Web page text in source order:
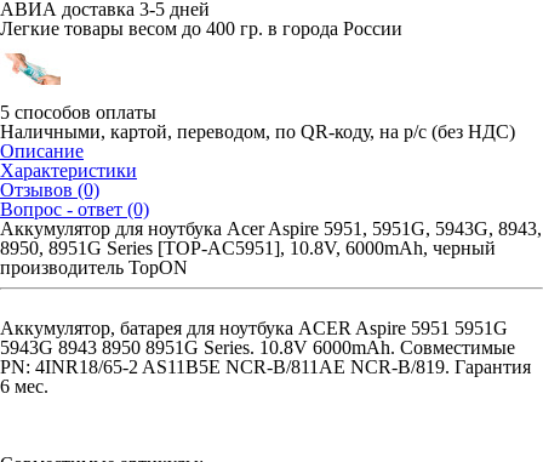
АВИА доставка 3-5 дней
Легкие товары весом до 400 гр. в города России
5 способов оплаты
Наличными, картой, переводом, по QR-коду, на р/с (без НДС)
Описание
Характеристики
Отзывов (0)
Вопрос - ответ (0)
Аккумулятор для ноутбука Acer Aspire 5951, 5951G, 5943G, 8943,
8950, 8951G Series [TOP-AC5951], 10.8V, 6000mAh, черный
производитель TopON
Аккумулятор, батарея для ноутбука ACER Aspire 5951 5951G
5943G 8943 8950 8951G Series. 10.8V 6000mAh. Совместимые
PN: 4INR18/65-2 AS11B5E NCR-B/811AE NCR-B/819. Гарантия
6 мес.